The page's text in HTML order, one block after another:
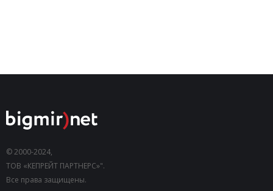
© 2000-2024,
ТОВ «КЕПРЕЙТ ПАРТНЕРС»".
Все права защищены.